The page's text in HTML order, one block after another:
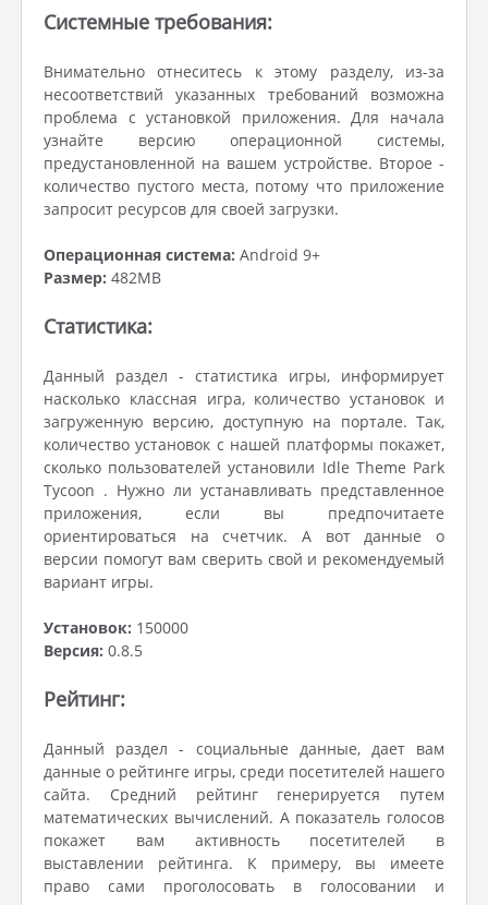
Системные требования:
Внимательно отнеситесь к этому разделу, из-за
несоответствий указанных требований возможна
проблема с установкой приложения. Для начала
узнайте версию операционной системы,
предустановленной на вашем устройстве. Второе -
количество пустого места, потому что приложение
запросит ресурсов для своей загрузки.
Операционная система: Android 9+
Размер: 482MB
Статистика:
Данный раздел - статистика игры, информирует
насколько классная игра, количество установок и
загруженную версию, доступную на портале. Так,
количество установок с нашей платформы покажет,
сколько пользователей установили Idle Theme Park
Tycoon . Нужно ли устанавливать представленное
приложения, если вы предпочитаете
ориентироваться на счетчик. А вот данные о
версии помогут вам сверить свой и рекомендуемый
вариант игры.
Установок: 150000
Версия: 0.8.5
Рейтинг:
Данный раздел - социальные данные, дает вам
данные о рейтинге игры, среди посетителей нашего
сайта. Средний рейтинг генерируется путем
математических вычислений. А показатель голосов
покажет вам активность посетителей в
выставлении рейтинга. К примеру, вы имеете
право сами проголосовать в голосовании и